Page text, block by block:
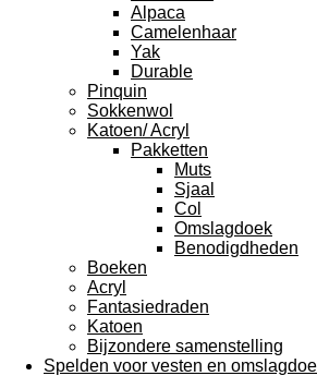
Alpaca
Camelenhaar
Yak
Durable
Pinquin
Sokkenwol
Katoen/ Acryl
Pakketten
Muts
Sjaal
Col
Omslagdoek
Benodigdheden
Boeken
Acryl
Fantasiedraden
Katoen
Bijzondere samenstelling
Spelden voor vesten en